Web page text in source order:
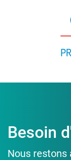
Besoin
Nous restons